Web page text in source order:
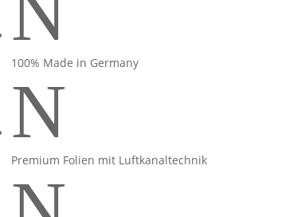
100% Made in Germany
N
Premium Folien mit Luftkanaltechnik